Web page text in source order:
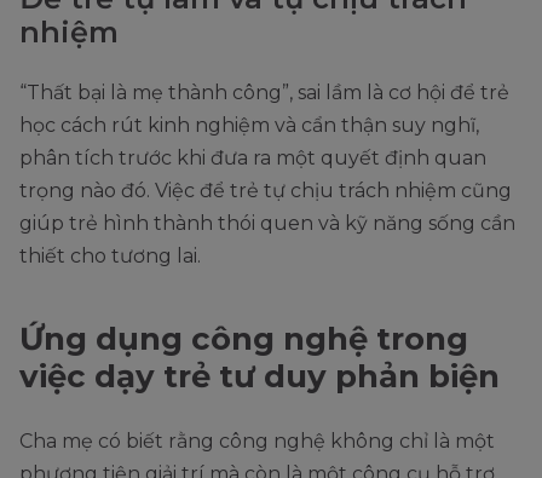
nhiệm
“Thất bại là mẹ thành công”, sai lầm là cơ hội để trẻ
học cách rút kinh nghiệm và cẩn thận suy nghĩ,
phân tích trước khi đưa ra một quyết định quan
trọng nào đó. Việc để trẻ tự chịu trách nhiệm cũng
giúp trẻ hình thành thói quen và kỹ năng sống cần
thiết cho tương lai.
Ứng dụng công nghệ trong
việc dạy trẻ tư duy phản biện
Cha mẹ có biết rằng công nghệ không chỉ là một
phương tiện giải trí mà còn là một công cụ hỗ trợ